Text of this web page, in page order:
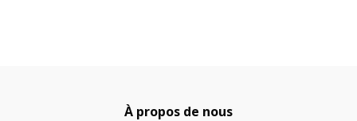
À propos de nous